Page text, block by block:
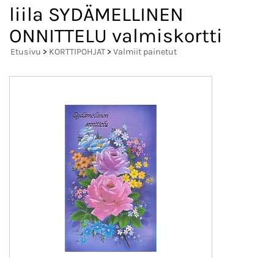
liila SYDÄMELLINEN
ONNITTELU valmiskortti
Etusivu > KORTTIPOHJAT> Valmiit painetut